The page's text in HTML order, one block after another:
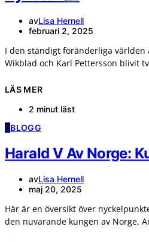
avLisa Hernell
februari 2, 2025
I den ständigt föränderliga världen
Wikblad och Karl Pettersson blivit
LÄS MER
2 minut läst
BBLOGG
Harald V Av Norge:
avLisa Hernell
maj 20, 2025
Här är en översikt över
den nuvarande kungen av Norge.